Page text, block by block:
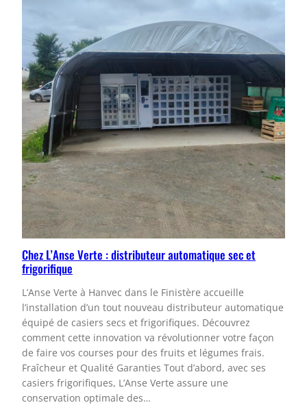
Chez L’Anse Verte : distributeur automatique sec et
frigorifique
L’Anse Verte à Hanvec dans le Finistère accueille
l’installation d’un tout nouveau distributeur automatique
équipé de casiers secs et frigorifiques. Découvrez
comment cette innovation va révolutionner votre façon
de faire vos courses pour des fruits et légumes frais.
Fraîcheur et Qualité Garanties Tout d’abord, avec ses
casiers frigorifiques, L’Anse Verte assure une
conservation optimale des…